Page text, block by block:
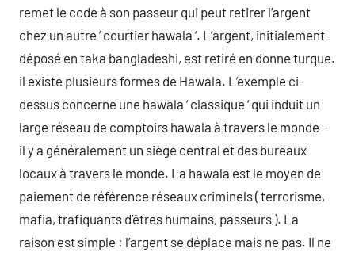
remet le code à son passeur qui peut retirer l’argent
chez un autre ‘ courtier hawala ‘. L’argent, initialement
déposé en taka bangladeshi, est retiré en donne turque.
il existe plusieurs formes de Hawala. L’exemple ci-
dessus concerne une hawala ‘ classique ‘ qui induit un
large réseau de comptoirs hawala à travers le monde –
il y a généralement un siège central et des bureaux
locaux à travers le monde. La hawala est le moyen de
paiement de référence réseaux criminels ( terrorisme,
mafia, trafiquants d’êtres humains, passeurs ). La
raison est simple : l’argent se déplace mais ne pas. Il ne